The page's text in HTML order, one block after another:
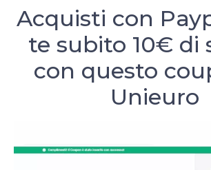
Acquisti con
te subito 10€ di
con questo
Unieuro